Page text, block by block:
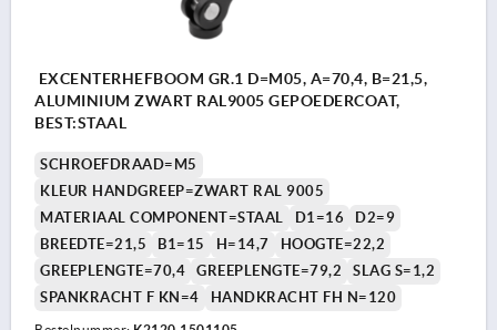
EXCENTERHEFBOOM GR.1 D=M05, A=70,4, B=21,5,
ALUMINIUM ZWART RAL9005 GEPOEDERCOAT,
BEST:STAAL
SCHROEFDRAAD=M5
KLEUR HANDGREEP=ZWART RAL 9005
MATERIAAL COMPONENT=STAAL
D1=16
D2=9
BREEDTE=21,5
B1=15 H=14,7
HOOGTE=22,2
GREEPLENGTE=70,4
GREEPLENGTE=79,2
SLAG S=1,2
SPANKRACHT F KN=4
HANDKRACHT FH N=120